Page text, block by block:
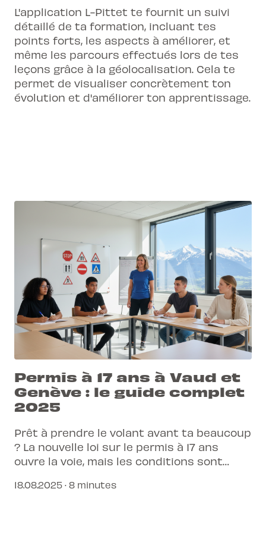
L'application L-Pittet te fournit un suivi
détaillé de ta formation, incluant tes
points forts, les aspects à améliorer, et
même les parcours effectués lors de tes
leçons grâce à la géolocalisation. Cela te
permet de visualiser concrètement ton
évolution et d'améliorer ton apprentissage.
Permis à 17 ans à Vaud et
Genève : le guide complet
2025
Prêt à prendre le volant avant ta beaucoup
? La nouvelle loi sur le permis à 17 ans
ouvre la voie, mais les conditions sont
son approche connectée, simplifie chaque
18.08.2025 · 8 minutes